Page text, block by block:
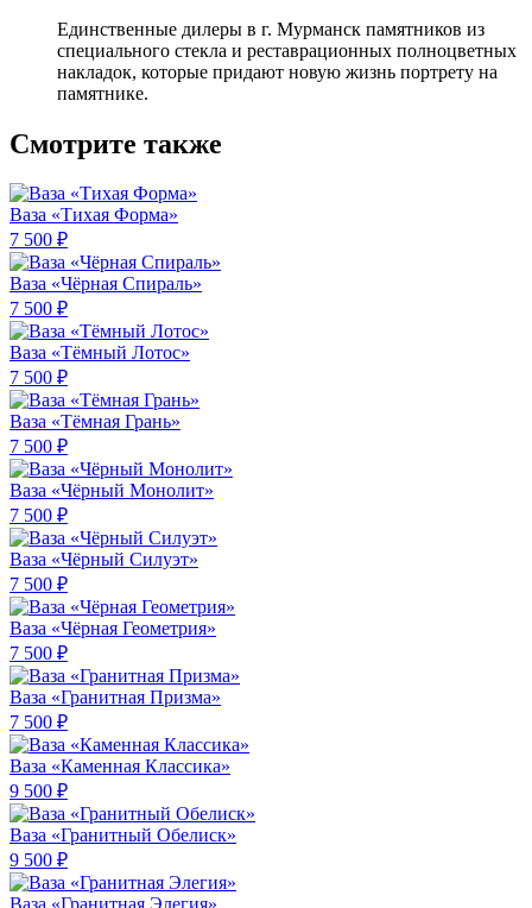
Единственные дилеры в г. Мурманск памятников из
специального стекла и реставрационных полноцветных
накладок, которые придают новую жизнь портрету на
памятнике.
Смотрите также
Ваза «Тихая Форма»
7 500 ₽
Ваза «Чёрная Спираль»
7 500 ₽
Ваза «Тёмный Лотос»
7 500 ₽
Ваза «Тёмная Грань»
7 500 ₽
Ваза «Чёрный Монолит»
7 500 ₽
Ваза «Чёрный Силуэт»
7 500 ₽
Ваза «Чёрная Геометрия»
7 500 ₽
Ваза «Гранитная Призма»
7 500 ₽
Ваза «Каменная Классика»
9 500 ₽
Ваза «Гранитный Обелиск»
9 500 ₽